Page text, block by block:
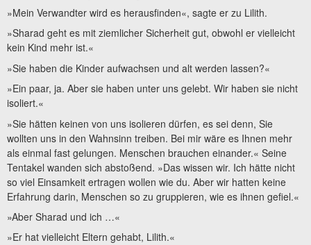
»Mein Verwandter wird es herausfinden«, sagte er zu Lilith.
»Sharad geht es mit ziemlicher Sicherheit gut, obwohl er vielleicht
kein Kind mehr ist.«
»Sie haben die Kinder aufwachsen und alt werden lassen?«
»Ein paar, ja. Aber sie haben unter uns gelebt. Wir haben sie nicht
isoliert.«
»Sie hätten keinen von uns isolieren dürfen, es sei denn, Sie
wollten uns in den Wahnsinn treiben. Bei mir wäre es Ihnen mehr
als einmal fast gelungen. Menschen brauchen einander.« Seine
Tentakel wanden sich abstoßend. »Das wissen wir. Ich hätte nicht
so viel Einsamkeit ertragen wollen wie du. Aber wir hatten keine
Erfahrung darin, Menschen so zu gruppieren, wie es ihnen gefiel.«
»Aber Sharad und ich …«
»Er hat vielleicht Eltern gehabt, Lilith.«